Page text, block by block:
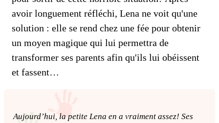
avoir longuement réfléchi, Lena ne voit qu'une
solution : elle se rend chez une fée pour obtenir
un moyen magique qui lui permettra de
transformer ses parents afin qu'ils lui obéissent
et fassent…
Aujourd’hui, la petite Lena en a vraiment assez! Ses